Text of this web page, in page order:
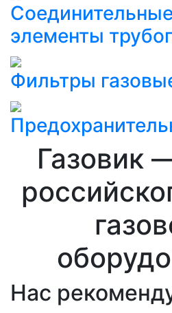
элементы
Фильтры
Газовик
Нас